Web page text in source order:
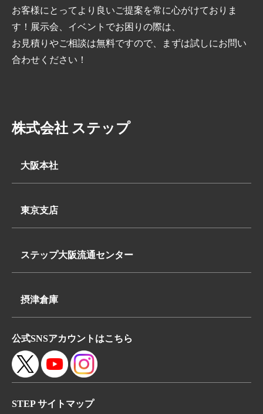
お客様にとってより良いご提案を常に心がけておりま
す！展示会、イベントでお困りの際は、
お見積りやご相談は無料ですので、まずは試しにお問い
合わせください！
株式会社 ステップ
大阪本社
大阪府高槻市下田部町2丁目7-2
FAX:072-648-3312
東京支店
埼玉県八潮市浮塚624-1
FAX:048-950-8260
ステップ大阪流通センター
大阪府高槻市下田部町2丁目7-2
FAX:072-648-3312
摂津倉庫
大阪府摂津市鳥飼本町4丁目5-19
公式SNSアカウントはこちら
STEP サイトマップ